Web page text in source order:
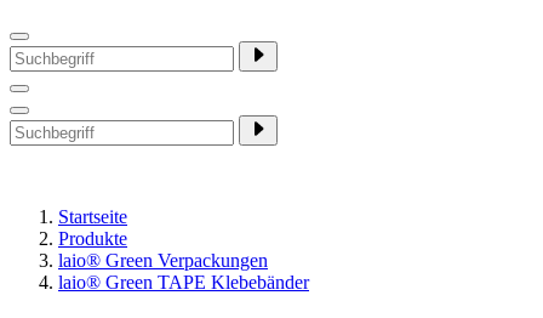
Startseite
Produkte
laio® Green Verpackungen
laio® Green TAPE Klebebänder